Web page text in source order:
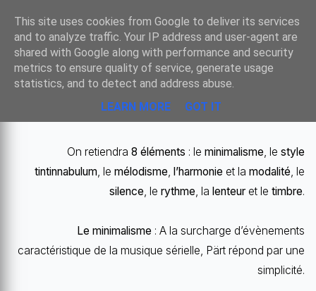
Sombre
ARVO PÄRT - ELÉMENTS DU LANGAGE
On retiendra 8 éléments : le minimalisme, le style
tintinnabulum, le mélodisme, l’harmonie et la modalité, le
silence, le rythme, la lenteur et le timbre.
Le minimalisme : A la surcharge d’évènements
caractéristique de la musique sérielle, Pärt répond par une
simplicité.
This site uses cookies from Google to deliver its services
and to analyze traffic. Your IP address and user-agent are
shared with Google along with performance and security
metrics to ensure quality of service, generate usage
statistics, and to detect and address abuse.
LEARN MORE
GOT IT